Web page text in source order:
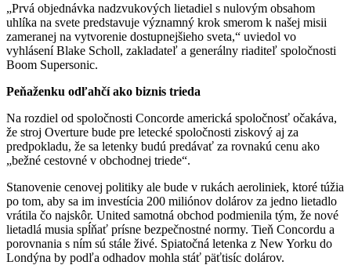
„Prvá objednávka nadzvukových lietadiel s nulovým obsahom
uhlíka na svete predstavuje významný krok smerom k našej misii
zameranej na vytvorenie dostupnejšieho sveta,“ uviedol vo
vyhlásení Blake Scholl, zakladateľ a generálny riaditeľ spoločnosti
Boom Supersonic.
Peňaženku odľahčí ako biznis trieda
Na rozdiel od spoločnosti Concorde americká spoločnosť očakáva,
že stroj Overture bude pre letecké spoločnosti ziskový aj za
predpokladu, že sa letenky budú predávať za rovnakú cenu ako
„bežné cestovné v obchodnej triede“.
Stanovenie cenovej politiky ale bude v rukách aeroliniek, ktoré túžia
po tom, aby sa im investícia 200 miliónov dolárov za jedno lietadlo
vrátila čo najskôr. United samotná obchod podmienila tým, že nové
lietadlá musia spĺňať prísne bezpečnostné normy. Tieň Concordu a
porovnania s ním sú stále živé. Spiatočná letenka z New Yorku do
Londýna by podľa odhadov mohla stáť päťtisíc dolárov.